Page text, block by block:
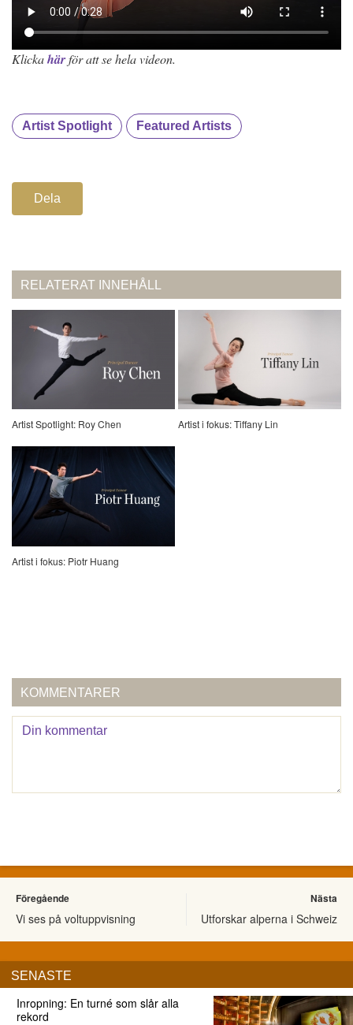
Klickahärför att se hela videon.
Artist Spotlight Featured Artists
Dela
RELATERAT INNEHÅLL
Artist Spotlight: Roy Chen Artist i fokus: Tiffany Lin
Artist i fokus: Piotr Huang
KOMMENTARER
Föregående
Vi ses på voltuppvisning
Nästa
Utforskar alperna i Schweiz
SENASTE
Inropning: En turné som slår alla
rekord